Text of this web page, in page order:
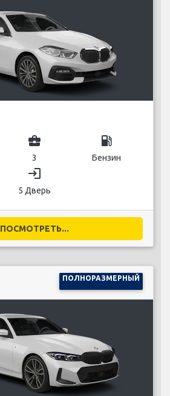
business_center
3
local_gas_station
Бензин
login
5 Дверь
ПОСМОТРЕТЬ...
ПОЛНОРАЗМЕРНЫЙ